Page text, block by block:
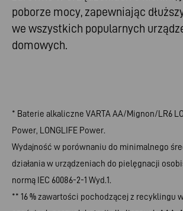
poborze mocy, zapewniając
we wszystkich popularnych
domowych.
* Baterie alkaliczne VARTA AA/Mignon/LR6
Power, LONGLIFE Power.
Wydajność w porównaniu do minimalnego
działania w urządzeniach do pielęgnacji
normą IEC 60086-2-1 Wyd.1.
** 16 % zawartości pochodzącej z recyklingu